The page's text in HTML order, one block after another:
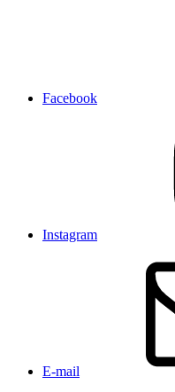
Facebook
Instagram
E-mail